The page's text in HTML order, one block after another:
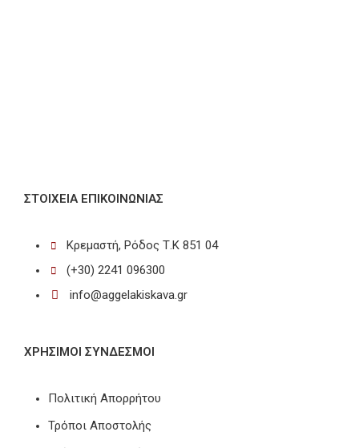
ΣΤΟΙΧΕΊΑ ΕΠΙΚΟΙΝΩΝΊΑΣ
Κρεμαστή, Ρόδος Τ.Κ 851 04
(+30) 2241 096300
info@aggelakiskava.gr
ΧΡΗΣΙΜΟΙ ΣΥΝΔΕΣΜΟΙ
Πολιτική Απορρήτου
Τρόποι Αποστολής